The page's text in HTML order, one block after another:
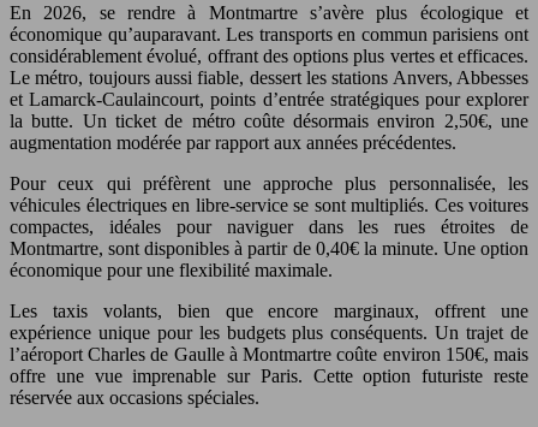
En 2026, se rendre à Montmartre s’avère plus écologique et
économique qu’auparavant. Les transports en commun parisiens ont
considérablement évolué, offrant des options plus vertes et efficaces.
Le métro, toujours aussi fiable, dessert les stations Anvers, Abbesses
et Lamarck-Caulaincourt, points d’entrée stratégiques pour explorer
la butte. Un ticket de métro coûte désormais environ 2,50€, une
augmentation modérée par rapport aux années précédentes.
Pour ceux qui préfèrent une approche plus personnalisée, les
véhicules électriques en libre-service se sont multipliés. Ces voitures
compactes, idéales pour naviguer dans les rues étroites de
Montmartre, sont disponibles à partir de 0,40€ la minute. Une option
économique pour une flexibilité maximale.
Les taxis volants, bien que encore marginaux, offrent une
expérience unique pour les budgets plus conséquents. Un trajet de
l’aéroport Charles de Gaulle à Montmartre coûte environ 150€, mais
offre une vue imprenable sur Paris. Cette option futuriste reste
réservée aux occasions spéciales.